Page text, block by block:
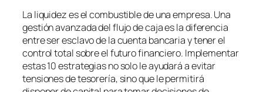
La liquidez es el combustible de una empresa. Una
gestión avanzada del flujo de caja es la diferencia
entre ser esclavo de la cuenta bancaria y tener el
control total sobre el futuro financiero. Implementar
estas 10 estrategias no solo le ayudará a evitar
tensiones de tesorería, sino que le permitirá